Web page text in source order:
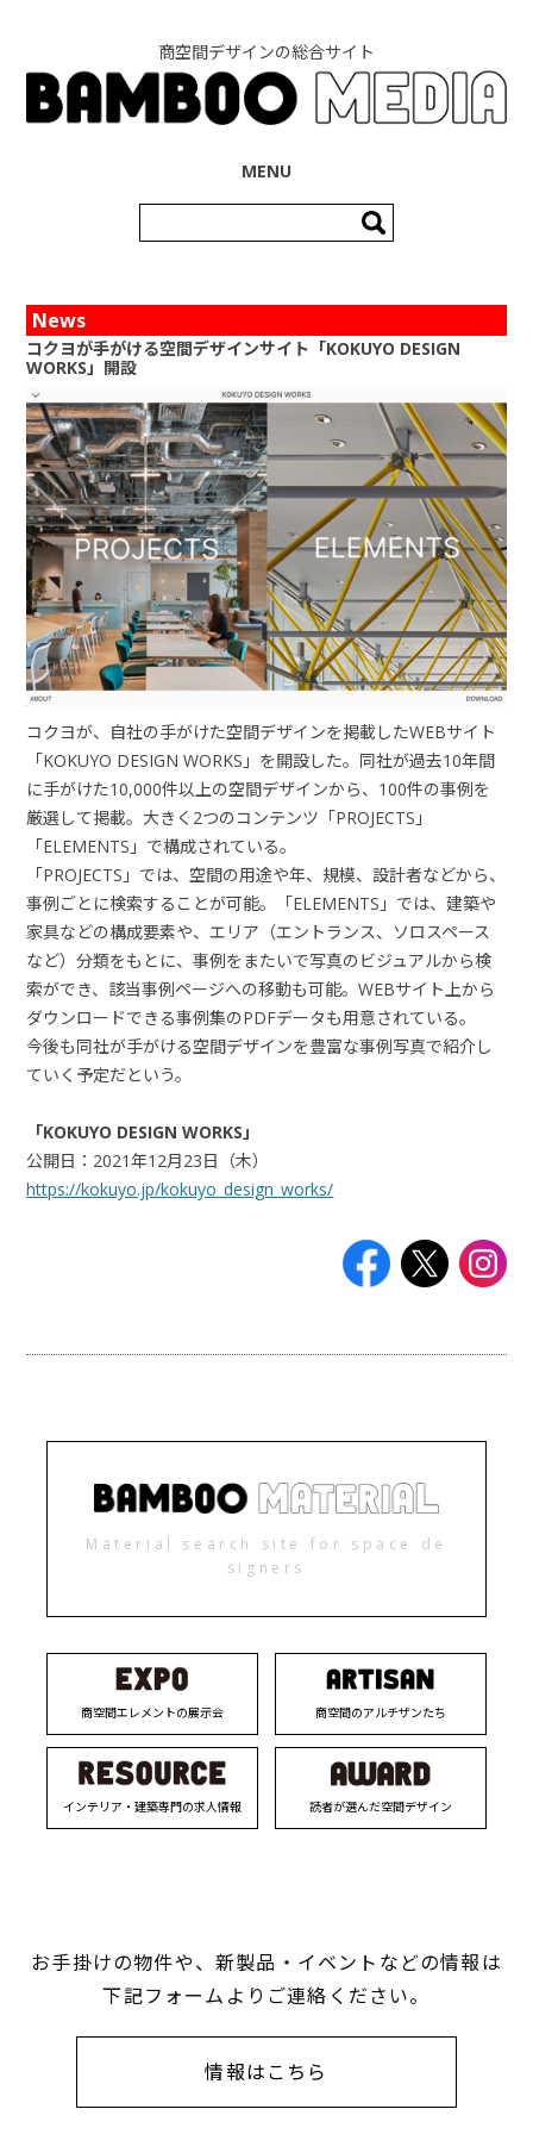
商空間デザインの総合サイト
MENU
索:
News
コクヨが手がける空間デザインサイト「KOKUYO DESIGN
WORKS」開設
コクヨが、自社の手がけた空間デザインを掲載したWEBサイト
「KOKUYO DESIGN WORKS 」を開設した。同社が過去10年間
に手がけた10,000件以上の空間デザインから、 100件の事例を
厳選して掲載。大きく 2つのコンテンツ「PROJECTS 」
「ELEMENTS 」で構成されている。
「PROJECTS 」では、空間の用途や年、規模、設計者などから、
事例ごとに検索することが可能。「ELEMENTS 」では、建築や
家具などの構成要素や、エリア（エントランス、ソロスペース
など）分類をもとに、事例をまたいで写真のビジュアルから検
索ができ、該当事例ページへの移動も可能。WEBサイト上から
ダウンロードできる事例集のPDFデータも用意されている。
今後も同社が手がける空間デザインを豊富な事例写真で紹介し
ていく予定だという。
「KOKUYO DESIGN WORKS」
公開日： 2021年12月23日（木）
https://kokuyo.jp/kokuyo_design_works/
Material search site for space de
signers
商空間エレメントの展示会 商空間のアルチザンたち
インテリア・建築専門の求人情報 読者が選んだ空間デザイン
お手掛けの物件や、新製品・イベントなどの情報は
下記フォームよりご連絡ください。
情報はこちら